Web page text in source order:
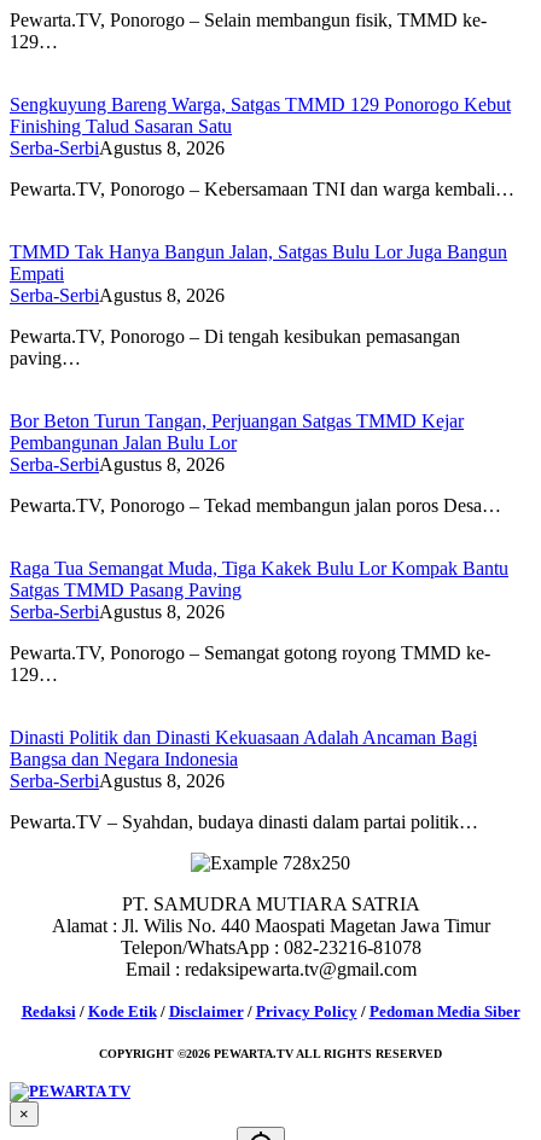
Pewarta.TV, Ponorogo – Selain membangun fisik, TMMD ke-
129…
Sengkuyung Bareng Warga, Satgas TMMD 129 Ponorogo Kebut
Finishing Talud Sasaran Satu
Serba-SerbiAgustus 8, 2026
Pewarta.TV, Ponorogo – Kebersamaan TNI dan warga kembali…
TMMD Tak Hanya Bangun Jalan, Satgas Bulu Lor Juga Bangun
Empati
Serba-SerbiAgustus 8, 2026
Pewarta.TV, Ponorogo – Di tengah kesibukan pemasangan
paving…
Bor Beton Turun Tangan, Perjuangan Satgas TMMD Kejar
Pembangunan Jalan Bulu Lor
Serba-SerbiAgustus 8, 2026
Pewarta.TV, Ponorogo – Tekad membangun jalan poros Desa…
Raga Tua Semangat Muda, Tiga Kakek Bulu Lor Kompak Bantu
Satgas TMMD Pasang Paving
Serba-SerbiAgustus 8, 2026
Pewarta.TV, Ponorogo – Semangat gotong royong TMMD ke-
129…
Dinasti Politik dan Dinasti Kekuasaan Adalah Ancaman Bagi
Bangsa dan Negara Indonesia
Serba-SerbiAgustus 8, 2026
Pewarta.TV – Syahdan, budaya dinasti dalam partai politik…
PT. SAMUDRA MUTIARA SATRIA
Alamat : Jl. Wilis No. 440 Maospati Magetan Jawa Timur
Telepon/WhatsApp : 082-23216-81078
Email : redaksipewarta.tv@gmail.com
Redaksi / Kode Etik/ Disclaimer/ Privacy Policy/ Pedoman Media Siber
COPYRIGHT ©2026 PEWARTA.TV ALL RIGHTS RESERVED
×